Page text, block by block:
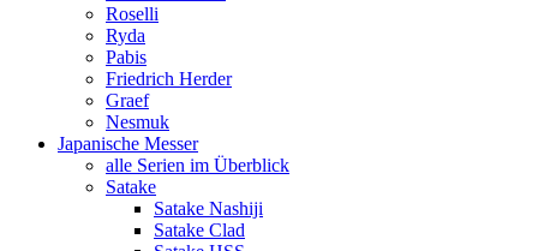
Roselli
Ryda
Pabis
Friedrich Herder
Graef
Nesmuk
Japanische Messer
alle Serien im Überblick
Satake
Satake Nashiji
Satake Clad